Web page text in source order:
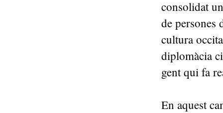
consolidat
de persones
cultura
diplomàcia
gent qui fa
En aquest